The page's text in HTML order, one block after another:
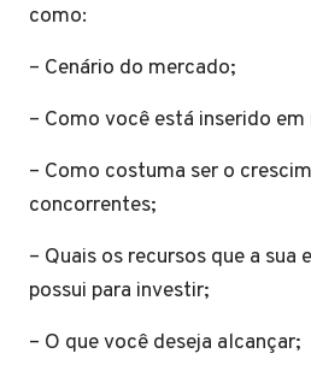
como:
– Cenário do mercado;
– Como você está inserido
– Como costuma ser o
concorrentes;
– Quais os recursos que a sua
possui para investir;
– O que você deseja alcançar;